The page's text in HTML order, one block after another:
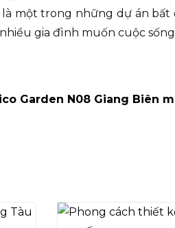
một trong những dự án
gia đình muốn cuộc
Garden N08 Giang Biên